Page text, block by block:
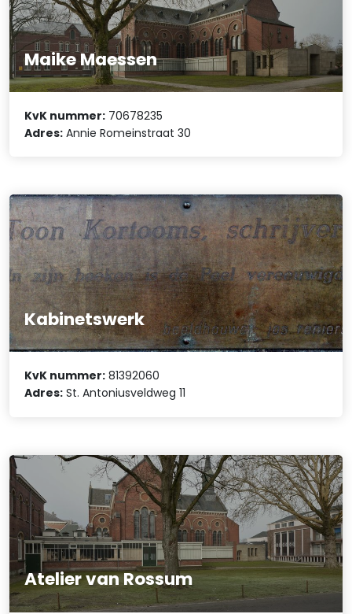
Maike Maessen
KvK nummer: 70678235
Adres: Annie Romeinstraat 30
Kabinetswerk
KvK nummer: 81392060
Adres: St. Antoniusveldweg 11
Atelier van Rossum